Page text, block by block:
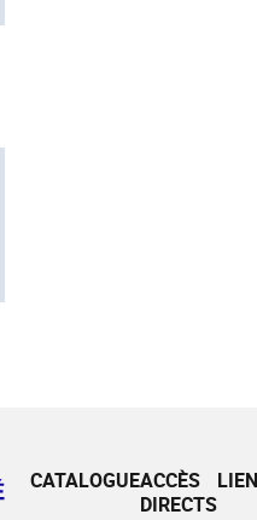
CATALOGUEACCÈS
DIRECTS